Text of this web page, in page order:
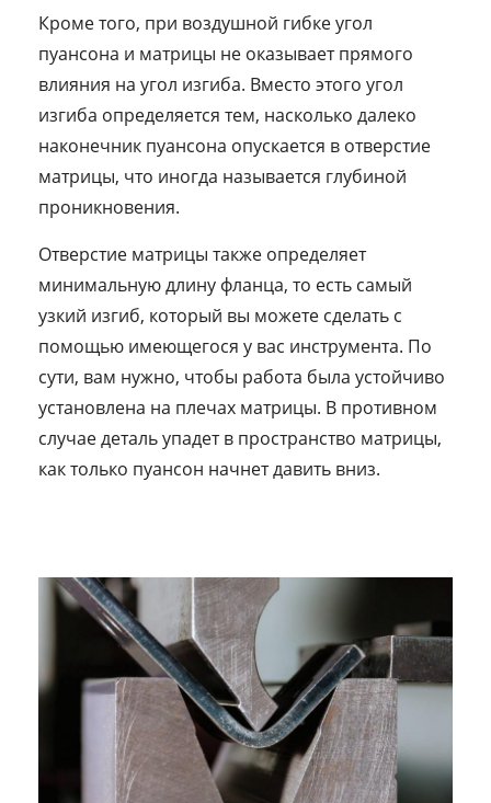
Кроме того, при воздушной гибке угол
пуансона и матрицы не оказывает прямого
влияния на угол изгиба. Вместо этого угол
изгиба определяется тем, насколько далеко
наконечник пуансона опускается в отверстие
матрицы, что иногда называется глубиной
проникновения.
Отверстие матрицы также определяет
минимальную длину фланца, то есть самый
узкий изгиб, который вы можете сделать с
помощью имеющегося у вас инструмента. По
сути, вам нужно, чтобы работа была устойчиво
установлена ​​на плечах матрицы. В противном
случае деталь упадет в пространство матрицы,
как только пуансон начнет давить вниз.